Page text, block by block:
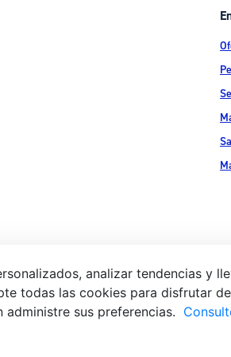
analizar tendencias y
todas las cookies para disfrutar
sus preferencias.